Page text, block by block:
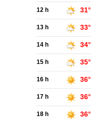
12 h 31°
13 h 33°
14 h 34°
15 h 35°
16 h 36°
17 h 36°
18 h 36°